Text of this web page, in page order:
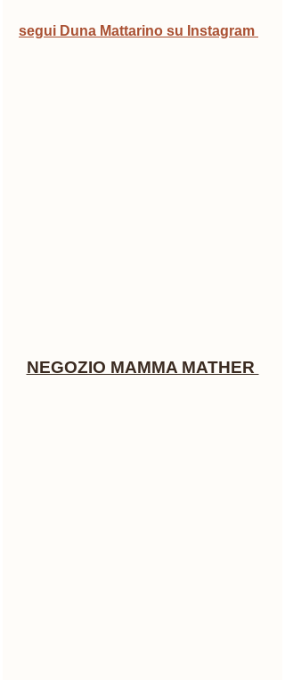
segui Duna Mattarino su Instagram
NEGOZIO MAMMA MATHER